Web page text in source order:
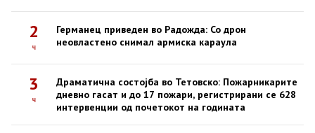
2
ч
Германец приведен во Радожда: Со дрон
неовластено снимал армиска караула
3
ч
Драматична состојба во Тетовско: Пожарникарите
дневно гасат и до 17 пожари, регистрирани се 628
интервенции од почетокот на годината